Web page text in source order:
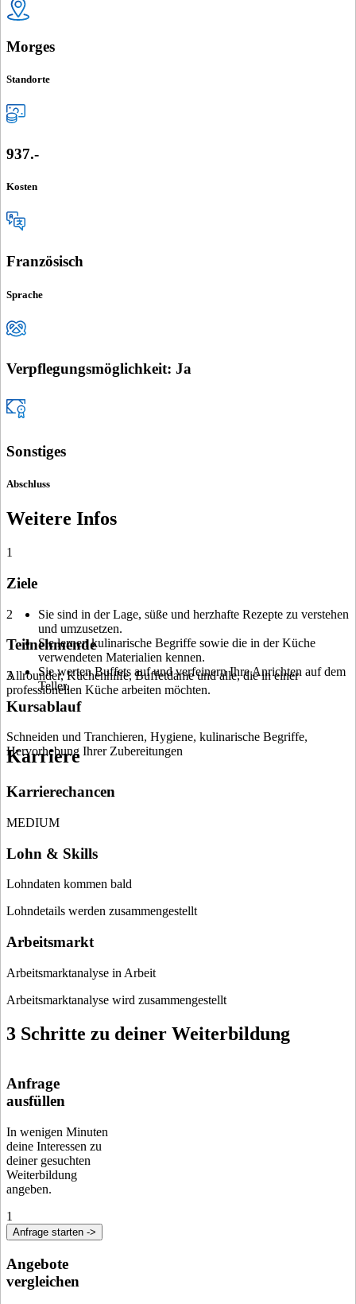
Morges
Standorte
937.-
Kosten
Französisch
Sprache
Verpflegungsmöglichkeit: Ja
Sonstiges
Abschluss
Weitere Infos
1
Ziele
Sie sind in der Lage, süße und herzhafte Rezepte zu verstehen
und umzusetzen.
Sie lernen kulinarische Begriffe sowie die in der Küche
verwendeten Materialien kennen.
Sie werten Buffets auf und verfeinern Ihre Anrichten auf dem
Teller.
2
Teilnehmende
Allrounder, Küchenhilfe, Buffetdame und alle, die in einer
professionellen Küche arbeiten möchten.
3
Kursablauf
Schneiden und Tranchieren, Hygiene, kulinarische Begriffe,
Hervorhebung Ihrer Zubereitungen
Karriere
Karrierechancen
MEDIUM
Lohn & Skills
Lohndaten kommen bald
Lohndetails werden zusammengestellt
Arbeitsmarkt
Arbeitsmarktanalyse in Arbeit
Arbeitsmarktanalyse wird zusammengestellt
3 Schritte zu deiner Weiterbildung
Anfrage
ausfüllen
In wenigen Minuten
deine Interessen zu
deiner gesuchten
Weiterbildung
angeben.
1
Anfrage starten ->
Angebote
vergleichen